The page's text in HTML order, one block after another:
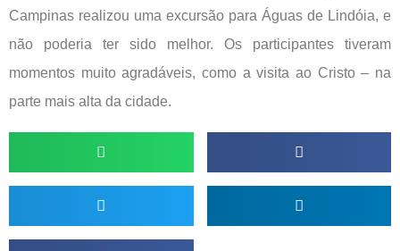
Campinas realizou uma excursão para Águas de Lindóia, e
não poderia ter sido melhor. Os participantes tiveram
momentos muito agradáveis, como a visita ao Cristo – na
parte mais alta da cidade.